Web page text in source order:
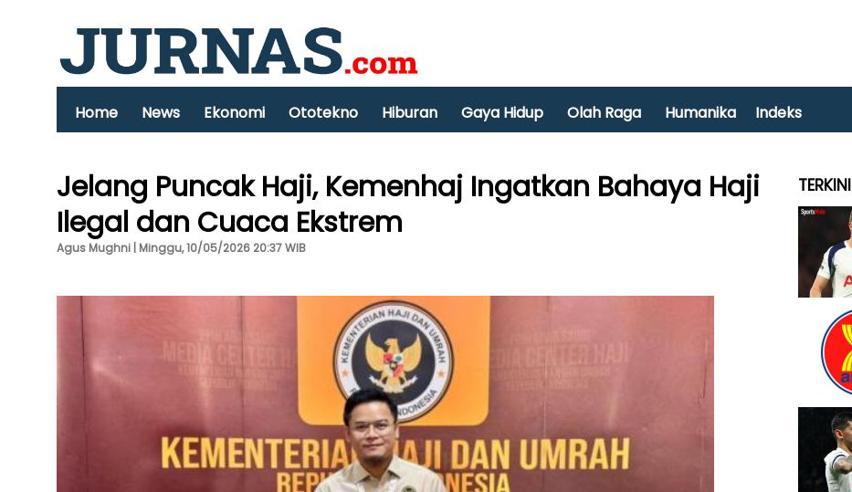
Home News Ekonomi Ototekno Hiburan Gaya Hidup Olah Raga Humanika Indeks
Jelang Puncak Haji, Kemenhaj Ingatkan Bahaya Haji
Ilegal dan Cuaca Ekstrem
Agus Mughni | Minggu, 10/05/2026 20:37 WIB
TERKINI